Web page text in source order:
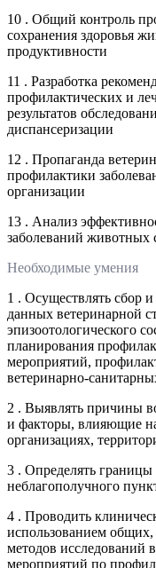
10 . Общий контроль
сохранения здоровья
продуктивности
11 . Разработка
профилактических и
результатов
диспансеризации
12 . Пропаганда
профилактики
организации
13 . Анализ
заболеваний животных
Необходимые умения
1 . Осуществлять сбор
данных ветеринарной
эпизоотологического
планирования
мероприятий,
ветеринарно-
2 . Выявлять причины
и факторы, влияющие
организациях,
3 . Определять границы
неблагополучного
4 . Проводить
использованием
методов исследований
мероприятий по